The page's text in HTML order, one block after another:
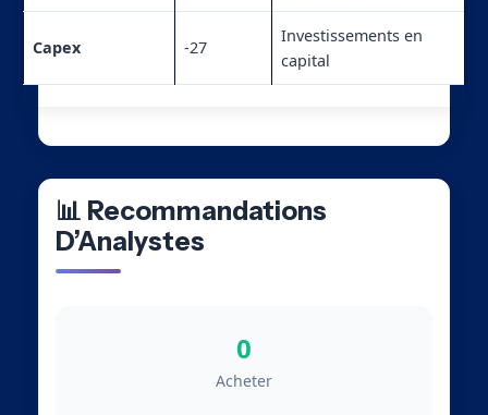
Capex -27
Investissements en
capital
📊 Recommandations
D’Analystes
0
Acheter